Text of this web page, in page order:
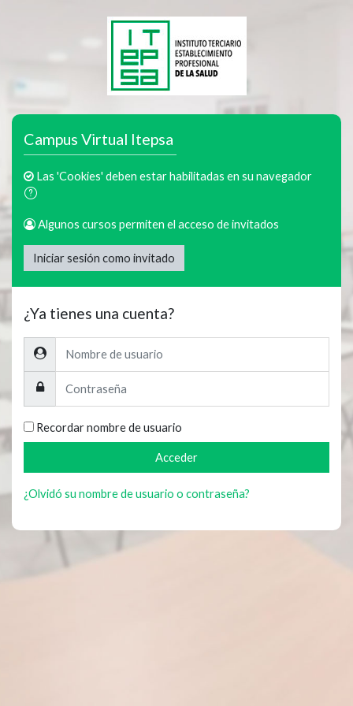
Campus Virtual Itepsa
Las 'Cookies' deben estar habilitadas en su navegador
Algunos cursos permiten el acceso de invitados
Iniciar sesión como invitado
¿Ya tienes una cuenta?
Nombre de usuario
Contraseña
Recordar nombre de usuario
Acceder
¿Olvidó su nombre de usuario o contraseña?